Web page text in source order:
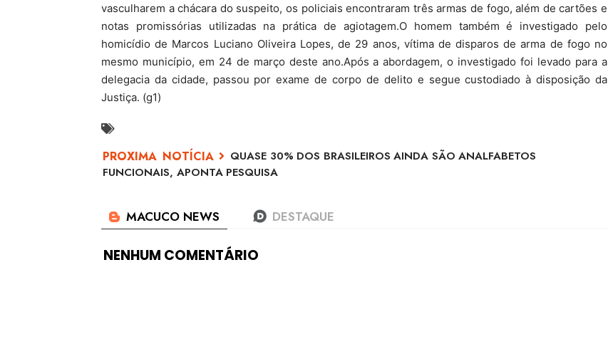
vasculharem a chácara do suspeito, os policiais encontraram três armas de fogo, além de cartões e
notas promissórias utilizadas na prática de agiotagem.O homem também é investigado pelo
homicídio de Marcos Luciano Oliveira Lopes, de 29 anos, vítima de disparos de arma de fogo no
mesmo município, em 24 de março deste ano.Após a abordagem, o investigado foi levado para a
delegacia da cidade, passou por exame de corpo de delito e segue custodiado à disposição da
Justiça. (g1)
QUASE 30% DOS BRASILEIROS AINDA SÃO ANALFABETOS
FUNCIONAIS, APONTA PESQUISA
NENHUM COMENTÁRIO